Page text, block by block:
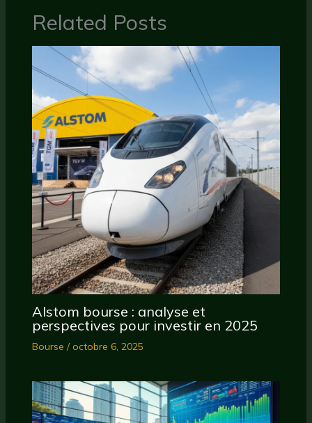
Related Posts
Alstom bourse : analyse et
perspectives pour investir en 2025
Bourse /octobre 6, 2025